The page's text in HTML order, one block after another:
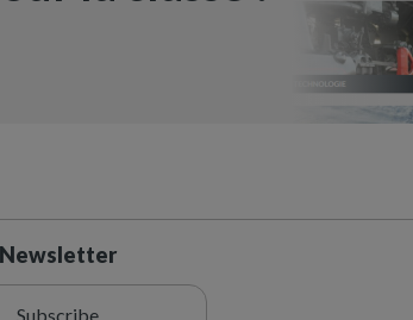
Newsletter
Subscribe